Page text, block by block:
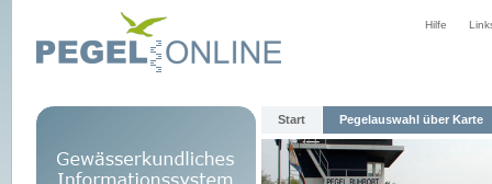
Hilfe
Start Pegelauswahl über Karte